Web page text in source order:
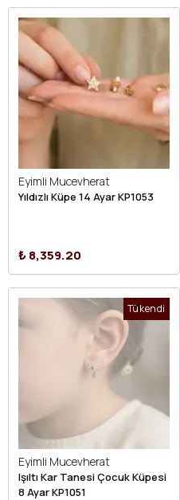
Eyimli Mucevherat
Yıldızlı Küpe 14 Ayar KP1053
₺ 8,359.20
Tükendi
Eyimli Mucevherat
Işıltı Kar Tanesi Çocuk Küpesi
8 Ayar KP1051